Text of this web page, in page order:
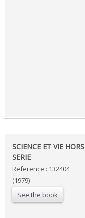
‎SCIENCE ET VIE HORS
SERIE ‎
Reference : 132404
(1979)
See the book